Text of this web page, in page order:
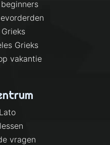
Grieks
vakantie
vragen